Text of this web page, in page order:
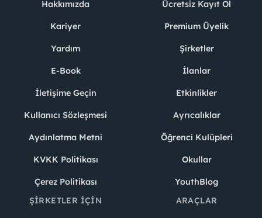
Hakkımızda
Kariyer
Yardım
E-Book
İletişime Geçin
Kullanıcı Sözleşmesi
Aydınlatma Metni
KVKK Politikası
Çerez Politikası
Ücretsiz Kayıt Ol
Premium Üyelik
Şirketler
İlanlar
Etkinlikler
Ayrıcalıklar
Öğrenci Kulüpleri
Okullar
YouthBlog
ŞIRKETLER İÇIN
ARAÇLAR